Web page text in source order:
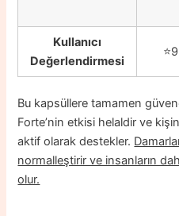
Kullanıcı
Değerlendirmesi
Bu kapsüllere tamamen
Forte’nin etkisi helaldir ve
aktif olarak destekler.
normalleştirir ve insanların
olur.